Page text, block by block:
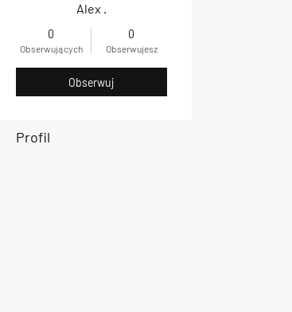
Alex .
0
Obserwujących
0
Obserwujesz
Obserwuj
Profil